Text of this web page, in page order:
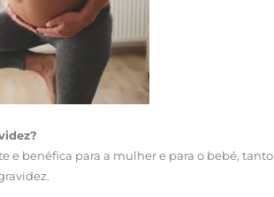
e benéfica para a mulher e para o bebé, tanto